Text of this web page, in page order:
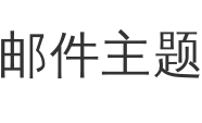
邮件主